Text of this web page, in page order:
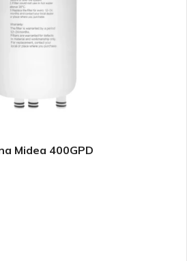
Midea 400GPD